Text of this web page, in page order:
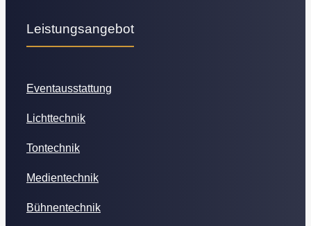
Leistungsangebot
Eventausstattung
Lichttechnik
Tontechnik
Medientechnik
Bühnentechnik